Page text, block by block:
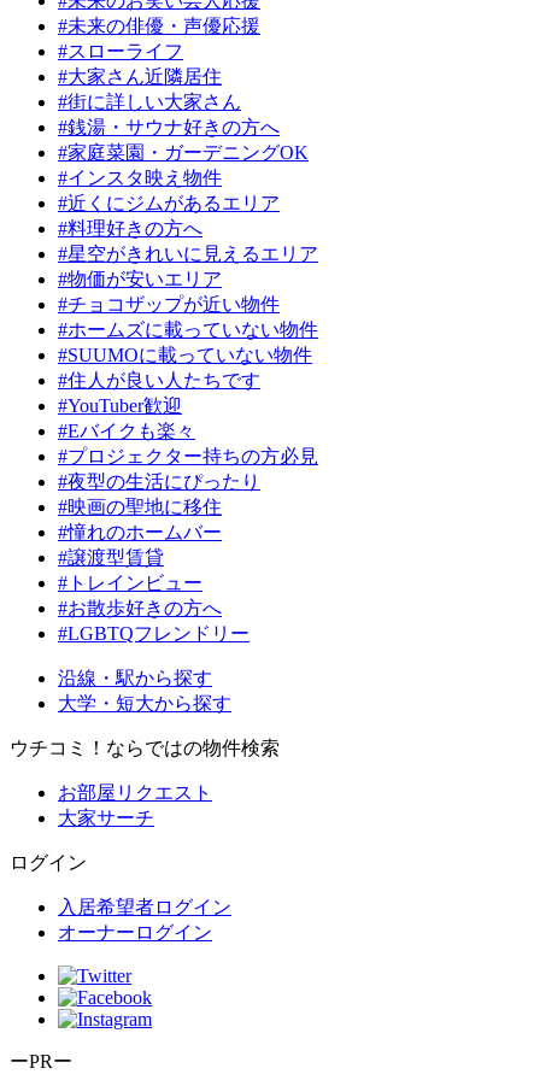
#未来の俳優・声優応援
#スローライフ
#大家さん近隣居住
#街に詳しい大家さん
#銭湯・サウナ好きの方へ
#家庭菜園・ガーデニングOK
#インスタ映え物件
#近くにジムがあるエリア
#料理好きの方へ
#星空がきれいに見えるエリア
#物価が安いエリア
#チョコザップが近い物件
#ホームズに載っていない物件
#SUUMOに載っていない物件
#住人が良い人たちです
#YouTuber歓迎
#Eバイクも楽々
#プロジェクター持ちの方必見
#夜型の生活にぴったり
#映画の聖地に移住
#憧れのホームバー
#譲渡型賃貸
#トレインビュー
#お散歩好きの方へ
#LGBTQフレンドリー
沿線・駅から探す
大学・短大から探す
ウチコミ！ならではの物件検索
お部屋リクエスト
大家サーチ
ログイン
入居希望者ログイン
オーナーログイン
ーPRー